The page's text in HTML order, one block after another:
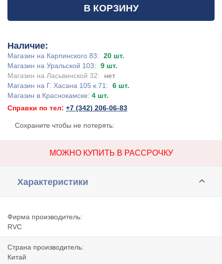
В КОРЗИНУ
Наличие:
Магазин на Карпинского 83:
20 шт.
Магазин на Уральской 103:
9 шт.
Магазин на Ласьвинской 32:
нет
Магазин на Г. Хасана 105 к.71:
6 шт.
Магазин в Краснокамске: 4 шт.
Справки по тел: +7 (342) 206-06-83
Сохраните чтобы не потерять:
МОЖНО КУПИТЬ В РАССРОЧКУ
Характеристики
Фирма производитель:
RVC
Страна производитель:
Китай